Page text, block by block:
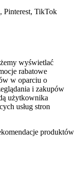
Pinterest, TikTok
wyświetlać
rabatowe
w oparciu o
i zakupów
użytkownika
usług stron
produktów